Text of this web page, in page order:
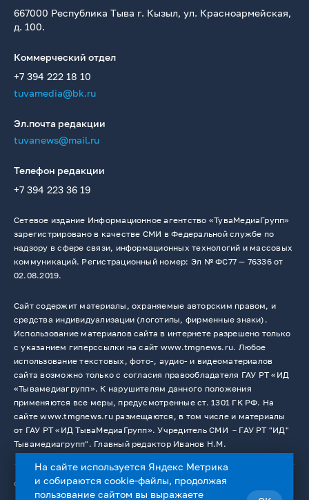
667000 Республика Тыва г. Кызыл, ул. Красноармейская,
д. 100.
Коммерческий отдел
+7 394 222 18 10
tuvamedia@bk.ru
Эл.почта редакции
tuvanews@mail.ru
Телефон редакции
+7 394 223 36 19
Сетевое издание Информационное агентство «ТуваМедиаГрупп»
зарегистрировано в качестве СМИ в Федеральной службе по
надзору в сфере связи, информационных технологий и массовых
коммуникаций. Регистрационный номер: Эл № ФС77 — 76336 от
02.08.2019.
Сайт содержит материалы, охраняемые авторским правом, и
средства индивидуализации (логотипы, фирменные знаки).
Использование материалов сайта в интернете разрешено только
с указанием гиперссылки на сайт www.tmgnews.ru. Любое
использование текстовых, фото-, аудио- и видеоматериалов
сайта возможно только с согласия правообладателя ГАУ РТ «ИД
«Тывамедиагрупп». К нарушителям данного положения
применяются все меры, предусмотренные ст. 1301 ГК РФ. На
сайте www.tmgnews.ru размещаются, в том числе и материалы
от ГАУ РТ «ИД ТываМедиаГрупп». Учредитель СМИ －ГАУ РТ "ИД"
Тывамедиагрупп". Главный редактор Иванов Н.М.
© 2026. Все права защищены.
12+
На сайте используется Яндекс Метрика
и собираются cookie-файлы, продолжая
пользование сайтом вы выражаете